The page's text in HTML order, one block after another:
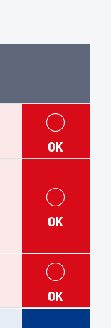
○
OK
○
OK
○
OK